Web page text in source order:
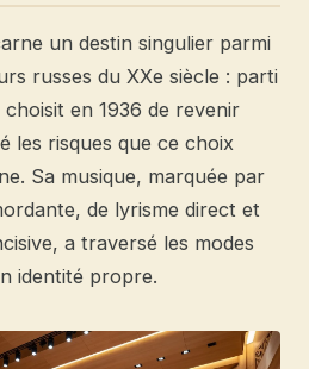
un destin singulier parmi
russes du XXe siècle : parti
en 1936 de revenir
les risques que ce choix
Sa musique, marquée par
de lyrisme direct et
a traversé les modes
identité propre.